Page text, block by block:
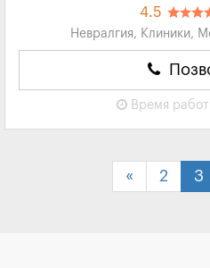
4.5
Невралгия, Клиники,
Время
« 2 3